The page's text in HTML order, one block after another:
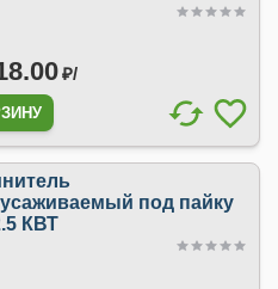
₽/
под пайку
КВТ